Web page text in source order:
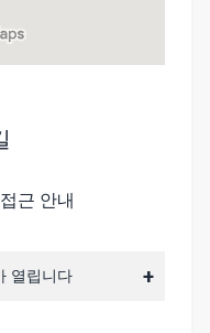
열립니다